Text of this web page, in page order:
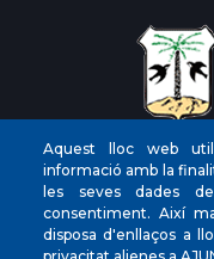
CIF ‎P0704300C
Direcciones
Plaça
Teléfono (+34) 971
Aquest lloc web
informació amb la
les seves dades
consentiment. Així
disposa d'enllaços a